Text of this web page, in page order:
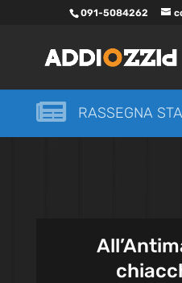
091-5084262
 RASSEGNA